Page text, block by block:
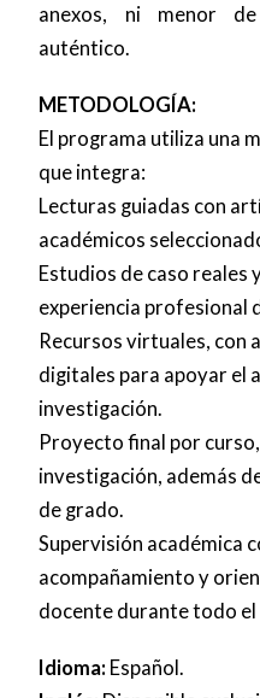
anexos, ni menor
auténtico.
METODOLOGÍA:
El programa utiliza una
que integra:
Lecturas guiadas con
académicos
Estudios de caso reales
experiencia profesional
Recursos virtuales, con
digitales para apoyar el
investigación.
Proyecto final por
investigación, además
de grado.
Supervisión académica
acompañamiento y
docente durante todo
Idioma: Español.